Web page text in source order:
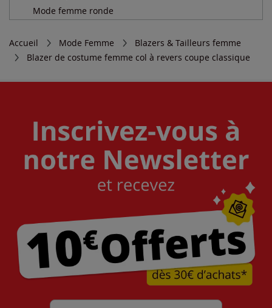
Mode femme ronde
Accueil Mode Femme
Blazers & Tailleurs femme
Blazer de costume femme col à revers coupe classique